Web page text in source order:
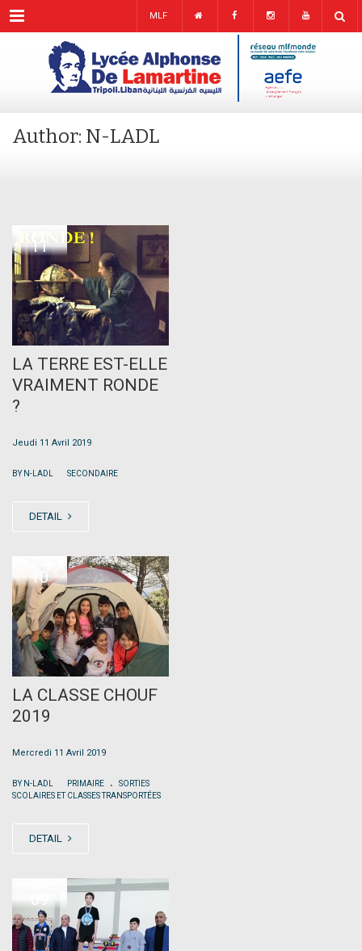
Menu MLF
Author: N-LADL
11
LA TERRE EST-ELLE
VRAIMENT RONDE
?
Jeudi 11 Avril 2019
BY N-LADL SECONDAIRE
DETAIL
10
LA CLASSE CHOUF
2019
Mercredi 11 Avril 2019
BY N-LADL PRIMAIRE .
SORTIES
SCOLAIRES ET CLASSES TRANSPORTÉES
DETAIL
09